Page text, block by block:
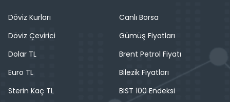
Döviz Kurları
Döviz Çevirici
Dolar TL
Euro TL
Sterin Kaç TL
Canlı Borsa
Gümüş Fiyatları
Brent Petrol Fiyatı
Bilezik Fiyatları
BIST 100 Endeksi